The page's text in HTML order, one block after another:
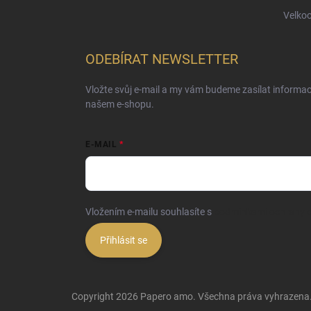
ODEBÍRAT NEWSLETTER
Vložte svůj e-mail a my vám budeme zasílat
našem e-shopu.
E-MAIL
Vložením e-mailu souhlasíte s
Přihlásit se
Copyright 2026 Papero amo. Všechna práva